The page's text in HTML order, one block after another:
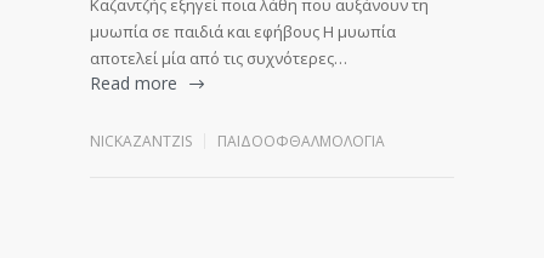
Καζαντζής εξηγεί ποια λάθη που αυξάνουν τη
μυωπία σε παιδιά και εφήβους Η μυωπία
αποτελεί μία από τις συχνότερες…
Read more
NICKAZANTZIS ΠΑΙΔΟΟΦΘΑΛΜΟΛΟΓΊΑ